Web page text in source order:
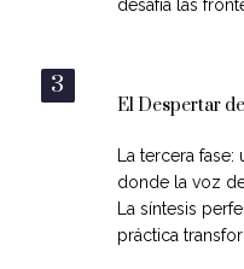
desafía las
3
El Despertar
La tercera
donde la voz
La síntesis
práctica